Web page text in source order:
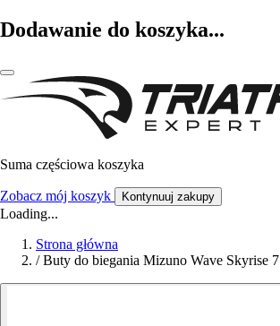
Dodawanie do koszyka...
Suma częściowa koszyka
Zobacz mój koszyk Kontynuuj zakupy
Loading...
Strona główna
/ Buty do biegania Mizuno Wave Skyrise 7